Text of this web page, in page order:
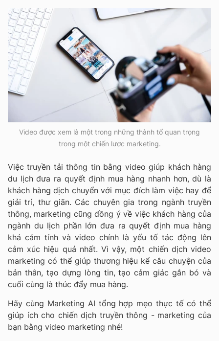
Video được xem là một trong những thành tố quan trọng
trong một chiến lược marketing.
Việc truyền tải thông tin bằng video giúp khách hàng
du lịch đưa ra quyết định mua hàng nhanh hơn, dù là
khách hàng dịch chuyển với mục đích làm việc hay để
giải trí, thư giãn. Các chuyên gia trong ngành truyền
thông, marketing cũng đồng ý về việc khách hàng của
ngành du lịch phần lớn đưa ra quyết định mua hàng
khá cảm tính và video chính là yếu tố tác động lên
cảm xúc hiệu quả nhất. Vì vậy, một chiến dịch video
marketing có thể giúp thương hiệu kể câu chuyện của
bản thân, tạo dựng lòng tin, tạo cảm giác gắn bó và
cuối cùng là thúc đẩy mua hàng.
Hãy cùng Marketing AI tổng hợp mẹo thực tế có thể
giúp ích cho chiến dịch truyền thông - marketing của
bạn bằng video marketing nhé!